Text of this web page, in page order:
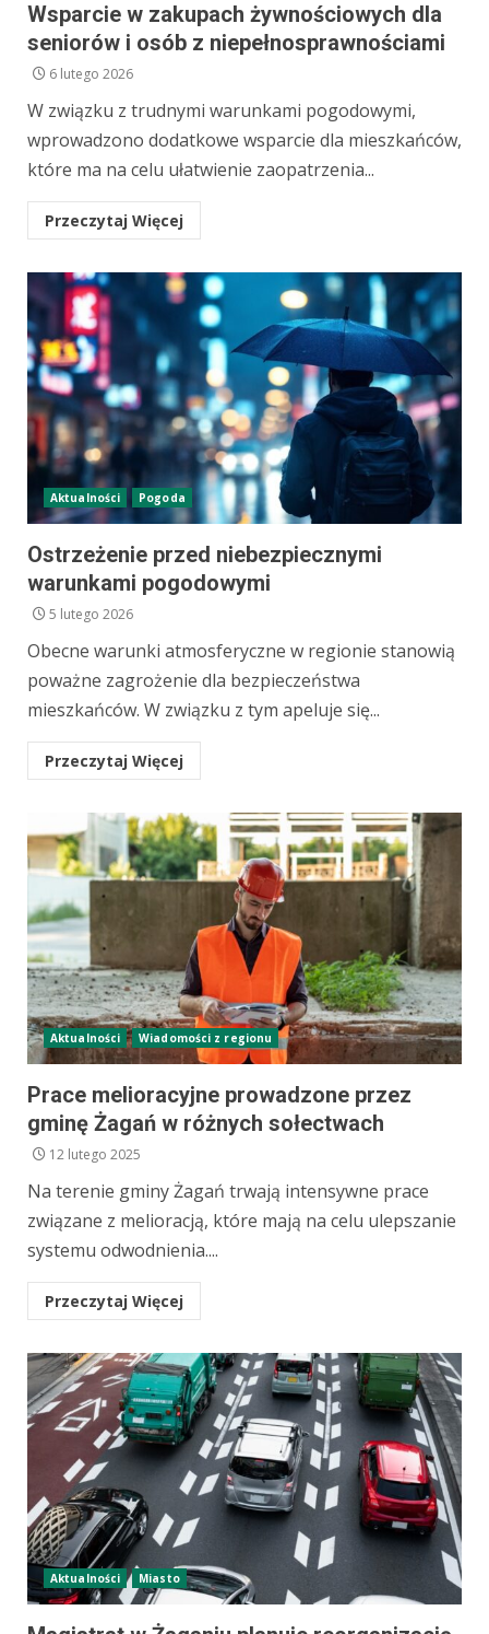
Wsparcie w zakupach żywnościowych dla
seniorów i osób z niepełnosprawnościami
6 lutego 2026
W związku z trudnymi warunkami pogodowymi,
wprowadzono dodatkowe wsparcie dla mieszkańców,
które ma na celu ułatwienie zaopatrzenia...
Przeczytaj Więcej
Aktualności Pogoda
Ostrzeżenie przed niebezpiecznymi
warunkami pogodowymi
5 lutego 2026
Obecne warunki atmosferyczne w regionie stanowią
poważne zagrożenie dla bezpieczeństwa
mieszkańców. W związku z tym apeluje się...
Przeczytaj Więcej
Aktualności Wiadomości z regionu
Prace melioracyjne prowadzone przez
gminę Żagań w różnych sołectwach
12 lutego 2025
Na terenie gminy Żagań trwają intensywne prace
związane z melioracją, które mają na celu ulepszanie
systemu odwodnienia....
Przeczytaj Więcej
Aktualności Miasto